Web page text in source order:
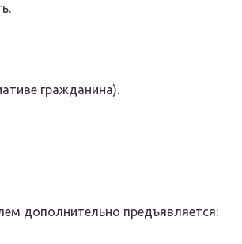
гражданина).
дополнительно предъявляется: